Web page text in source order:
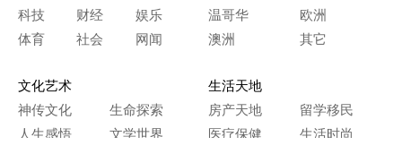
科技
财经
娱乐
体育
社会 网闻
温哥华
欧洲
澳洲
其它
文化艺术
神传文化
生命探索
人生感悟
文学世界
生活天地
房产天地
留学移民
医疗保健
生活时尚